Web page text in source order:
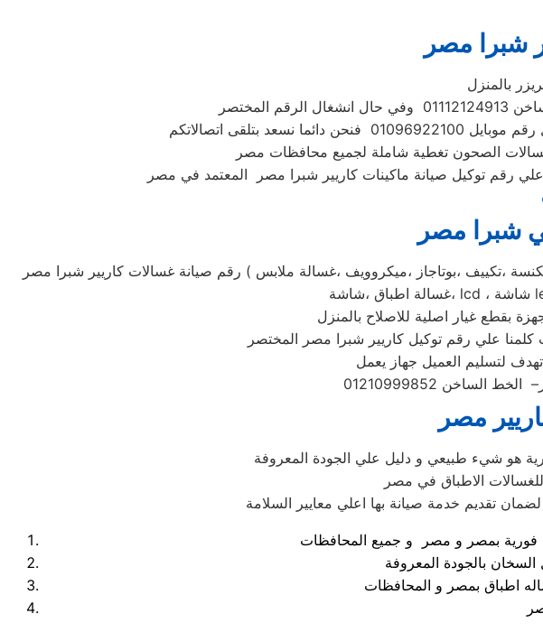
شبرا مصر
اتصالاتكم
الصحون تغطية شاملة لجميع محافظات مصر
شبرا مصر
رقم صيانة غسالات كاريير شبرا مصر ( استبدال ومبيعات وصيانه كاريير شبرا مصر جميع الموديلات . غسالة تحميل امامي او تحميل علوي ،ثلاجة ،مكنسة ،تكييف ،بوتاجاز ،ميكروويف ،غسالة ملابس
بقطع غيار اصلية للاصلاح بالمنزل
لتسليم العميل جهاز يعمل
مصر
هو شيء طبيعي و دليل علي الجودة المعروفة
الاطباق في مصر
بالجودة المعروفة